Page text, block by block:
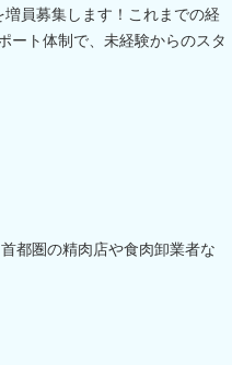
員募集します！これまでの経
ート体制で、未経験からのスタ
都圏の精肉店や食肉卸業者な